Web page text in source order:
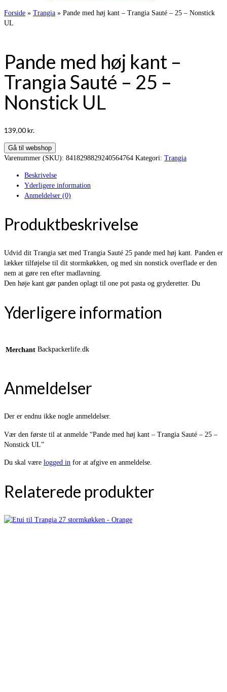
Forside » Trangia » Pande med høj kant – Trangia Sauté – 25 – Nonstick
UL
Pande med høj kant –
Trangia Sauté – 25 –
Nonstick UL
139,00kr.
Gå til webshop
Varenummer (SKU): 8418298829240564764 Kategori: Trangia
Beskrivelse
Yderligere information
Anmeldelser (0)
Produktbeskrivelse
Udvid dit Trangia sæt med Trangia Sauté 25 pande med høj kant. Panden er
lækker tilføjelse til dit stormkøkken, og med sin nonstick overflade er den
nem at gøre ren efter madlavning.
Den høje kant gør panden oplagt til one pot pasta og gryderetter. Du
Yderligere information
Merchant Backpackerlife.dk
Anmeldelser
Der er endnu ikke nogle anmeldelser.
Vær den første til at anmelde “Pande med høj kant – Trangia Sauté – 25 –
Nonstick UL”
Du skal være logged in for at afgive en anmeldelse.
Relaterede produkter